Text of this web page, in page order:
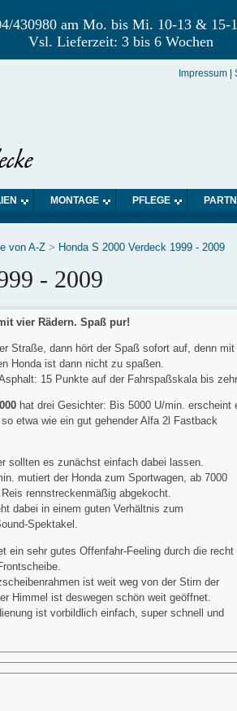
430980 am Mo. bis Mi. 10-13 &
Vsl. Lieferzeit: 3 bis 6 Wochen
Impressum |
MONTAGE PFLEGE
von A-Z> Honda S 2000 Verdeck 1999 - 2009
- 2009
vier Rädern. Spaß pur!
Straße, dann hört der Spaß sofort auf, denn mit
Honda ist dann nicht zu spaßen.
15 Punkte auf der Fahrspaßskala bis
hat drei Gesichter: Bis 5000 U/min. erscheint
etwa wie ein gut gehender Alfa 2l Fastback
sollten es zunächst einfach dabei lassen.
mutiert der Honda zum Sportwagen, ab 7000
rennstreckenmäßig abgekocht.
dabei in einem guten Verhältnis zum
Spektakel.
ein sehr gutes Offenfahr-Feeling durch die recht
ist weit weg von der Stirn der
Himmel ist deswegen schön weit geöffnet.
ist vorbildlich einfach, super schnell und